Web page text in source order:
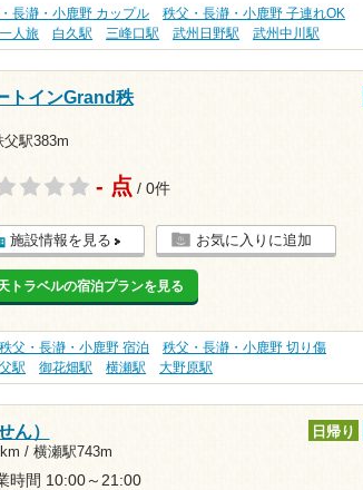
長瀞・小鹿野 カップル
秩父・長瀞・小鹿野 子連れOK
人旅
白久駅 三峰口駅 武州日野駅 武州中川駅
トインGrand秩
父駅383m
- 点 / 0件
施設情報を見る お気に入りに追加
トラベルの宿泊プランを見る
秩父・長瀞・小鹿野 宿泊
秩父・長瀞・小鹿野 切り傷
駅 御花畑駅 横瀬駅 大野原駅
ん）
/ 横瀬駅743m
日帰り
時間 10:00～21:00